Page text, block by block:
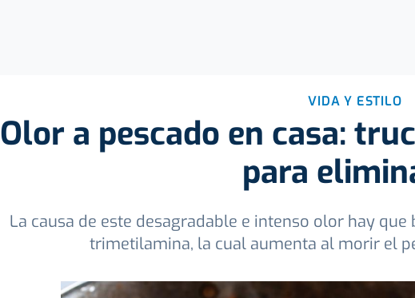
VIDA Y ESTILO
Olor a pescado en casa:
para
La causa de este desagradable e intenso olor hay
trimetilamina, la cual aumenta al morir el